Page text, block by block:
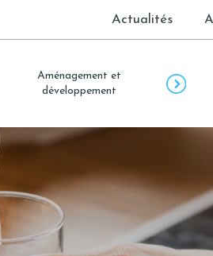
Actualités
Aménagement et
développement